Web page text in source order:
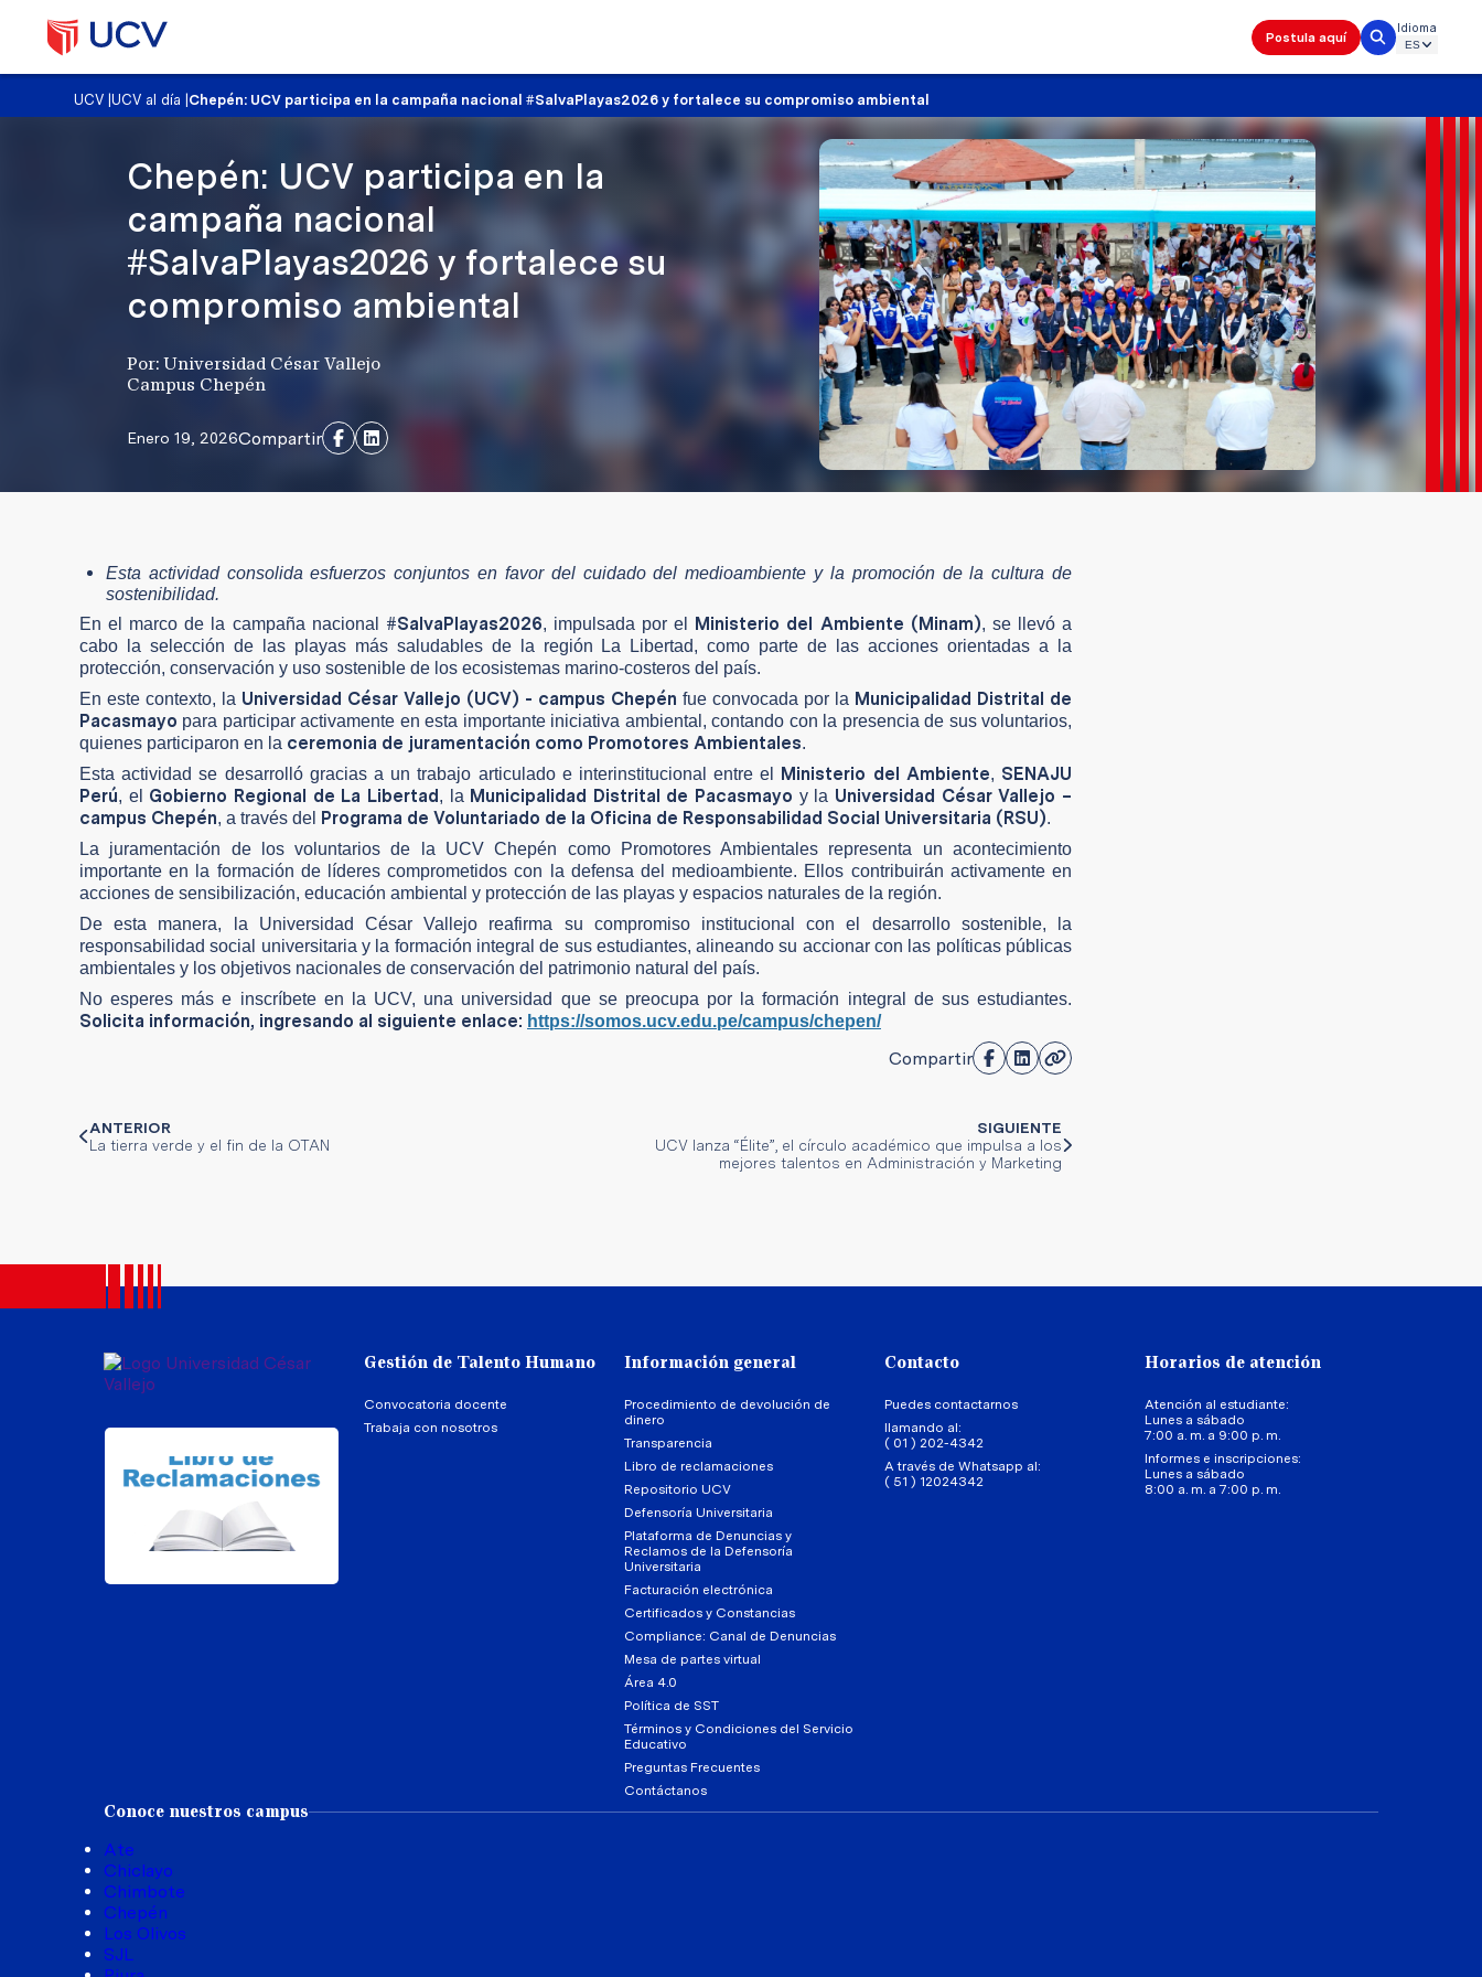
Postula aquí
Idioma
UCV |UCV al día Chepén: UCV participa en la campaña nacional #SalvaPlayas2026 y fortalece su compromiso ambiental
Chepén: UCV participa en la
campaña nacional
#SalvaPlayas2026 y fortalece su
compromiso ambiental
Por: Universidad César Vallejo
Campus Chepén
Enero 19, 2026Compartir
Esta actividad consolida esfuerzos conjuntos en favor del cuidado del medioambiente y la promoción de la cultura de
sostenibilidad.
En el marco de la campaña nacional #SalvaPlayas2026, impulsada por el Ministerio del Ambiente (Minam), se llevó a
cabo la selección de las playas más saludables de la región La Libertad, como parte de las acciones orientadas a la
protección, conservación y uso sostenible de los ecosistemas marino-costeros del país.
En este contexto, la Universidad César Vallejo (UCV) - campus Chepén fue convocada por la Municipalidad Distrital de
Pacasmayo para participar activamente en esta importante iniciativa ambiental, contando con la presencia de sus voluntarios,
quienes participaron en la ceremonia de juramentación como Promotores Ambientales.
Esta actividad se desarrolló gracias a un trabajo articulado e interinstitucional entre el Ministerio del Ambiente, SENAJU
Perú, el Gobierno Regional de La Libertad, la Municipalidad Distrital de Pacasmayo y la Universidad César Vallejo –
campus Chepén, a través del Programa de Voluntariado de la Oficina de Responsabilidad Social Universitaria (RSU).
La juramentación de los voluntarios de la UCV Chepén como Promotores Ambientales representa un acontecimiento
importante en la formación de líderes comprometidos con la defensa del medioambiente. Ellos contribuirán activamente en
acciones de sensibilización, educación ambiental y protección de las playas y espacios naturales de la región.
De esta manera, la Universidad César Vallejo reafirma su compromiso institucional con el desarrollo sostenible, la
responsabilidad social universitaria y la formación integral de sus estudiantes, alineando su accionar con las políticas públicas
ambientales y los objetivos nacionales de conservación del patrimonio natural del país.
No esperes más e inscríbete en la UCV, una universidad que se preocupa por la formación integral de sus estudiantes.
Solicita información, ingresando al siguiente enlace: https://somos.ucv.edu.pe/campus/chepen/
Compartir
ANTERIOR
La tierra verde y el fin de la OTAN
SIGUIENTE
UCV lanza “Élite”, el círculo académico que impulsa a los
mejores talentos en Administración y Marketing
Gestión de Talento Humano
Convocatoria docente
Trabaja con nosotros
Información general
Procedimiento de devolución de
dinero
Transparencia
Libro de reclamaciones
Repositorio UCV
Defensoría Universitaria
Plataforma de Denuncias y
Reclamos de la Defensoría
Universitaria
Facturación electrónica
Certificados y Constancias
Compliance: Canal de Denuncias
Mesa de partes virtual
Área 4.0
Política de SST
Términos y Condiciones del Servicio
Educativo
Preguntas Frecuentes
Contáctanos
Contacto
Puedes contactarnos
llamando al:
( 01 ) 202-4342
A través de Whatsapp al:
( 51 ) 12024342
Horarios de atención
Atención al estudiante:
Lunes a sábado
7:00 a. m. a 9:00 p. m.
Informes e inscripciones:
Lunes a sábado
8:00 a. m. a 7:00 p. m.
Conoce nuestros campus
Ate
Chiclayo
Chimbote
Chepén
Los Olivos
SJL